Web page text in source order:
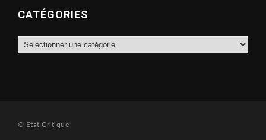
CATÉGORIES
Catégories
© Etat Critique